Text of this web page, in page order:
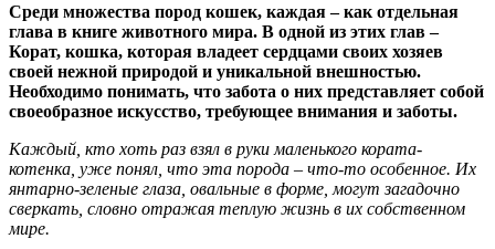
Среди множества пород кошек, каждая – как отдельная
глава в книге животного мира. В одной из этих глав –
Корат, кошка, которая владеет сердцами своих хозяев
своей нежной природой и уникальной внешностью.
Необходимо понимать, что забота о них представляет собой
своеобразное искусство, требующее внимания и заботы.
Каждый, кто хоть раз взял в руки маленького кората-
котенка, уже понял, что эта порода – что-то особенное. Их
янтарно-зеленые глаза, овальные в форме, могут загадочно
сверкать, словно отражая теплую жизнь в их собственном
мире.